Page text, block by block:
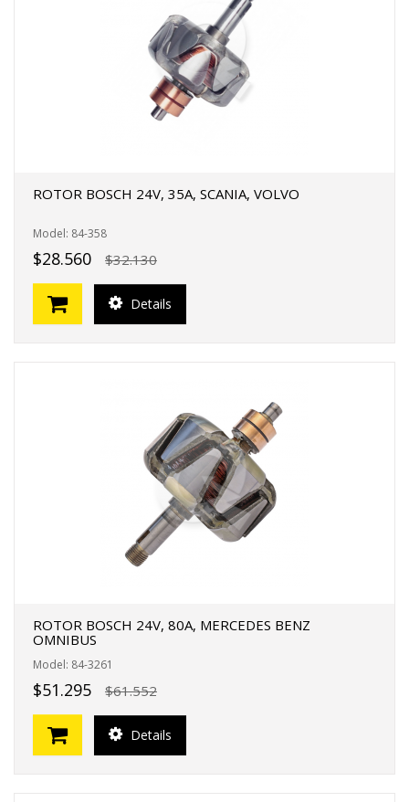
ROTOR BOSCH 24V, 35A, SCANIA, VOLVO
Model: 84-358
$28.560 $32.130
Details
ROTOR BOSCH 24V, 80A, MERCEDES BENZ
OMNIBUS
Model: 84-3261
$51.295 $61.552
Details